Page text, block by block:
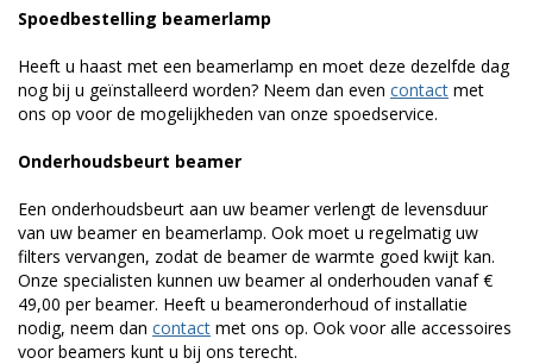
Spoedbestelling beamerlamp
Heeft u haast met een beamerlamp en moet deze dezelfde dag
nog bij u geïnstalleerd worden? Neem dan even contact met
ons op voor de mogelijkheden van onze spoedservice.
Onderhoudsbeurt beamer
Een onderhoudsbeurt aan uw beamer verlengt de levensduur
van uw beamer en beamerlamp. Ook moet u regelmatig uw
filters vervangen, zodat de beamer de warmte goed kwijt kan.
Onze specialisten kunnen uw beamer al onderhouden vanaf €
49,00 per beamer. Heeft u beameronderhoud of installatie
nodig, neem dan contact met ons op. Ook voor alle accessoires
voor beamers kunt u bij ons terecht.